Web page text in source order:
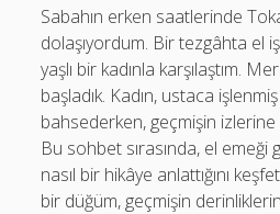
Sabahın erken saatlerinde
dolaşıyordum. Bir tezgâhta el
yaşlı bir kadınla karşılaştım.
başladık. Kadın, ustaca
bahsederken, geçmişin
Bu sohbet sırasında, el
nasıl bir hikâye anlattığını
bir düğüm, geçmişin